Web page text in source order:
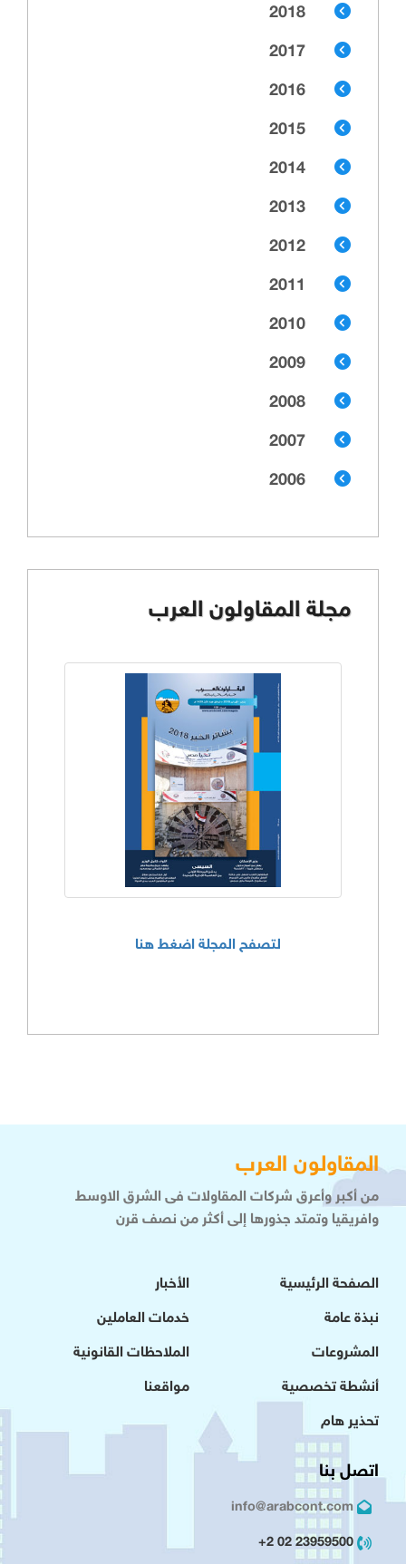
2018
2017
2016
2015
2014
2013
2012
2011
2010
2009
2008
2007
2006
مجلة المقاولون العرب
لتصفح المجلة اضغط هنا
المقاولون العرب
من أكبر وأعرق شركات المقاولات فى الشرق الاوسط
وافريقيا وتمتد جذورها إلى أكثر من نصف قرن
الصفحة الرئيسية
نبذة عامة
المشروعات
أنشطة تخصصية
تحذير هام
الأخبار
خدمات العاملين
الملاحظات القانونية
مواقعنا
اتصل بنا
info@arabcont.com
23959500 02 2+